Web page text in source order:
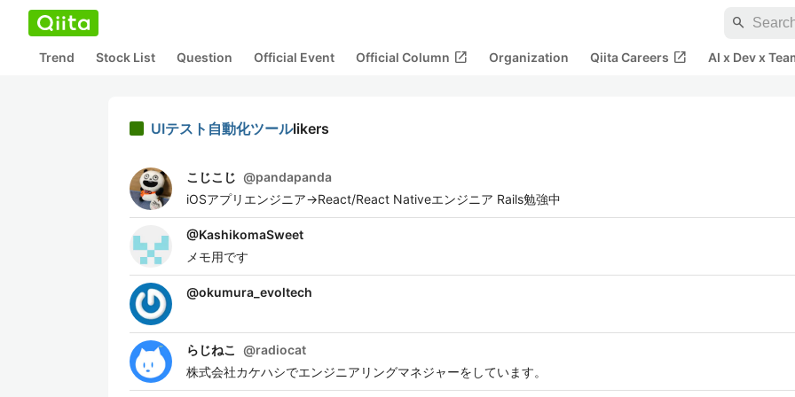
search
Trend Stock List Question Official Event Official Column open_in_new Organization Qiita Careers open_in_new AI x Dev x
UIテスト自動化ツールlikers
こじこじ @pandapanda
iOSアプリエンジニア→React/React Nativeエンジニア Rails勉強中
@KashikomaSweet
メモ用です
@okumura_evoltech
らじねこ @radiocat
株式会社カケハシでエンジニアリングマネジャーをしています。